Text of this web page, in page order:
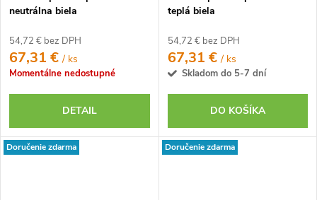
neutrálna biela
54,72 € bez DPH
67,31 €/ ks
Momentálne nedostupné
DETAIL
teplá biela
54,72 € bez DPH
67,31 €/ ks
Skladom do 5-7 dní
DO KOŠÍKA
Doručenie zdarma Doručenie zdarma